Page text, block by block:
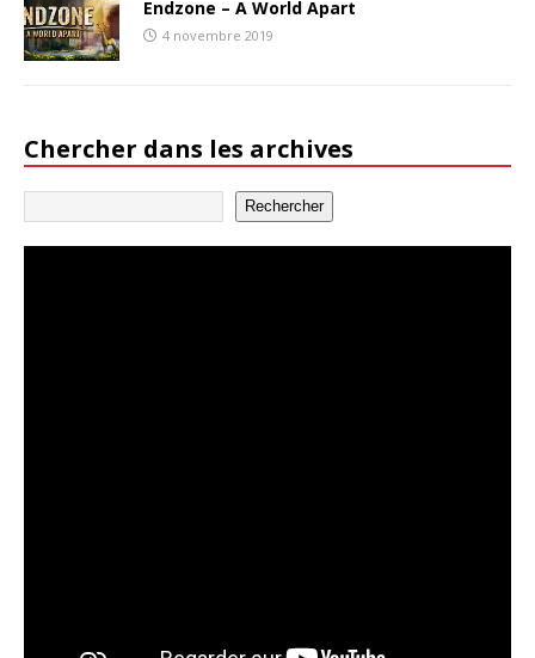
Endzone – A World Apart
4 novembre 2019
Chercher dans les archives
Rechercher